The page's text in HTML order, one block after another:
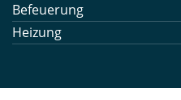
Befeuerung
Heizung